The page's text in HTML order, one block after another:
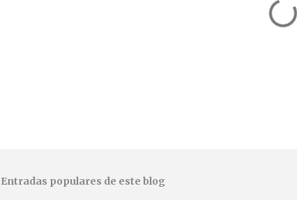
l
Entradas populares de este blog